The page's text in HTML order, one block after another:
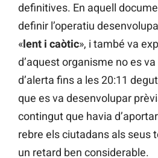
definitives. En aquell
definir l’operatiu
«lent i caòtic», i també va
d’aquest organisme no es
d’alerta fins a les 20:11
que es va desenvolupar
contingut que havia
rebre els ciutadans als seus
un retard ben considerable.